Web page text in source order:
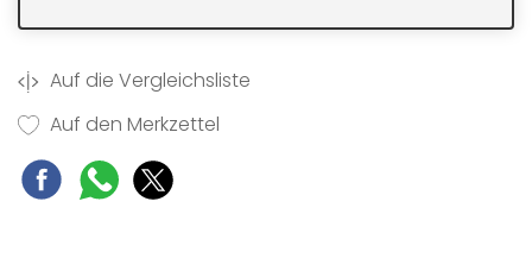
Auf die Vergleichsliste
Auf den Merkzettel